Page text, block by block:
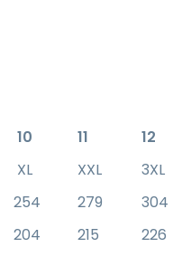
10 11 12
XL XXL 3XL
254 279 304
204 215 226